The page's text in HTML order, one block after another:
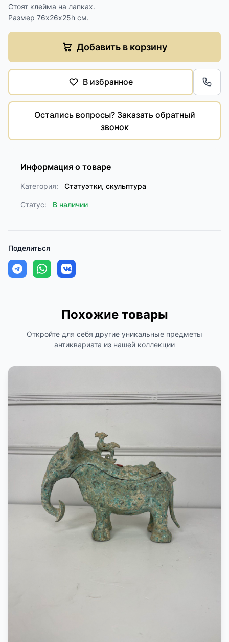
Стоят клейма на лапках.
Размер 76х26х25h см.
Добавить в корзину
В избранное
Остались вопросы? Заказать обратный
звонок
Информация о товаре
Категория: Статуэтки, скульптура
Статус: В наличии
Поделиться
Похожие товары
Откройте для себя другие уникальные предметы
антиквариата из нашей коллекции